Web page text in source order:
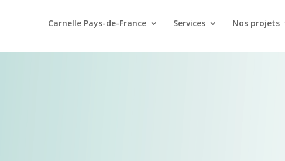
Carnelle Pays-de-France Services Nos projets